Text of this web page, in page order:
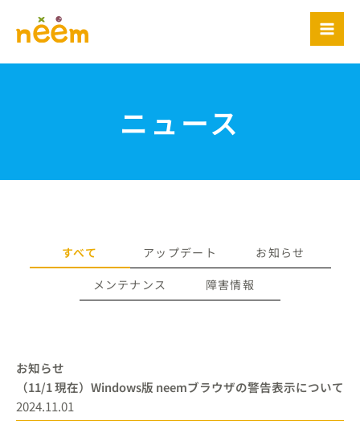
ス
ニュース
すべて アップデート
お知らせ
メンテナンス
障害情報
お知らせ
（11/1 現在）Windows版 neemブラウザの警告表示について
2024.11.01